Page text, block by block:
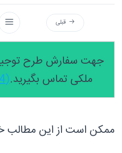
قبلی
جهت سفارش طرح
ملکی تماس بگیرید.(09015516984)
ممکن است از این مطالب